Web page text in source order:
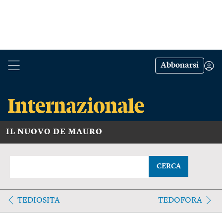
Abbonarsi
IL NUOVO DE MAURO
CERCA
TEDIOSITA TEDOFORA